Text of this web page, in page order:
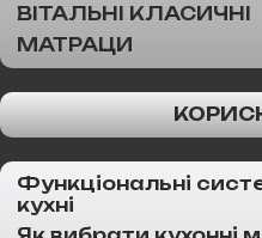
ВІТАЛЬНІ КЛАСИЧНІ
МАТРАЦИ
Функціональні
кухні